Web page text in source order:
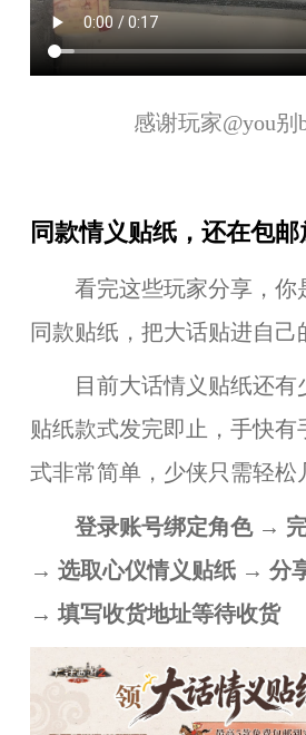
感谢玩家@you别
同款情义贴纸，还在包
看完这些玩家分享，你
同款贴纸，把大话贴进自己
目前大话情义贴纸还有
贴纸款式发完即止，手快有
式非常简单，少侠只需轻松
登录账号绑定角色 →
→ 选取心仪情义贴纸 → 分
→ 填写收货地址等待收货